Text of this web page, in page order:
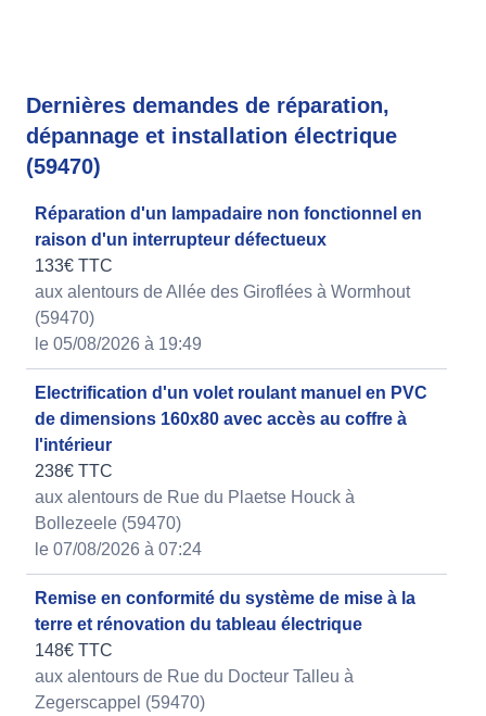
Dernières demandes de réparation,
dépannage et installation électrique
(59470)
Réparation d'un lampadaire non fonctionnel en
raison d'un interrupteur défectueux
133€ TTC
aux alentours de Allée des Giroflées à Wormhout
(59470)
le 05/08/2026 à 19:49
Electrification d'un volet roulant manuel en PVC
de dimensions 160x80 avec accès au coffre à
l'intérieur
238€ TTC
aux alentours de Rue du Plaetse Houck à
Bollezeele (59470)
le 07/08/2026 à 07:24
Remise en conformité du système de mise à la
terre et rénovation du tableau électrique
148€ TTC
aux alentours de Rue du Docteur Talleu à
Zegerscappel (59470)